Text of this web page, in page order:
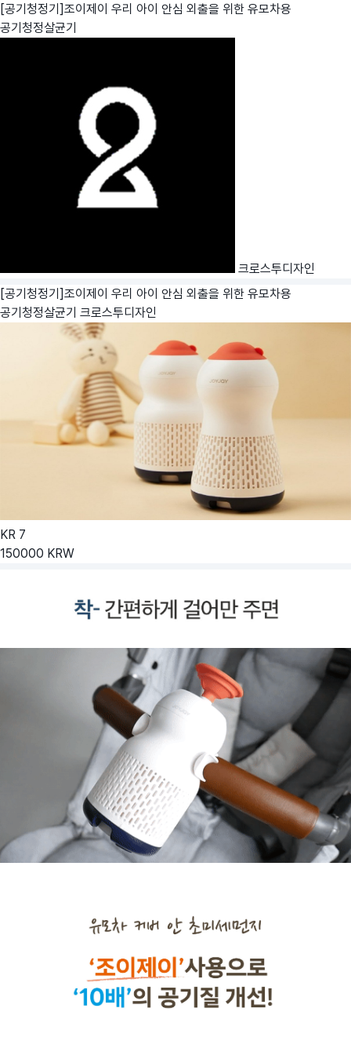
[공기청정기]조이제이 우리 아이 안심 외출을 위한 유모차용
공기청정살균기
크로스투디자인
[공기청정기]조이제이 우리 아이 안심 외출을 위한 유모차용
공기청정살균기 크로스투디자인
KR 7
150000 KRW